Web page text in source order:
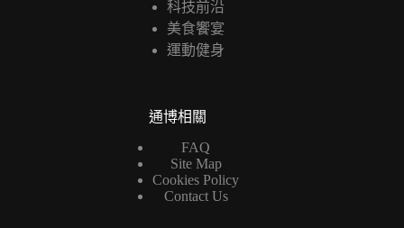
科技前沿
美食饗宴
運動健身
通博相關
FAQ
Site Map
Cookies Policy
Contact Us